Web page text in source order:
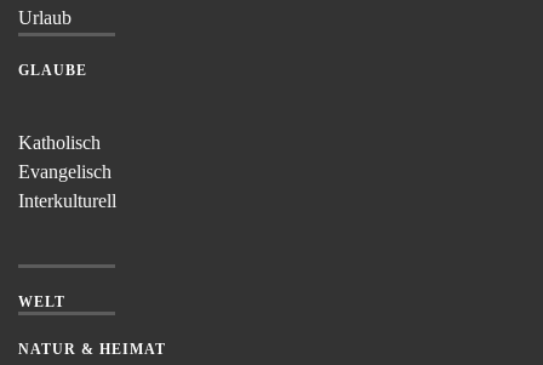
Urlaub
GLAUBE
Katholisch
Evangelisch
Interkulturell
WELT
NATUR & HEIMAT